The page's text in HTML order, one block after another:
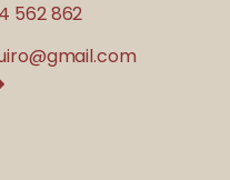
562 862